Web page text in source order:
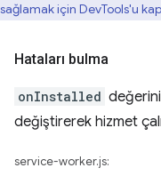
sağlamak için DevTools'u
Hataları bulma
onInstalled
değiştirerek hizmet
service-worker.js: